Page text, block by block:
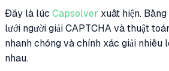
Đây là lúc Capsolver xuất hiện.
lưới người giải CAPTCHA và thuật
nhanh chóng và chính xác giải nhiều
nhau.